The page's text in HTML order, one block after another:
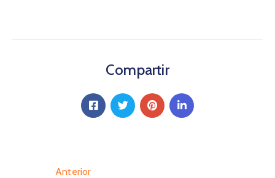
Compartir
Anterior